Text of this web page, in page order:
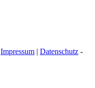
Impressum | Datenschutz -